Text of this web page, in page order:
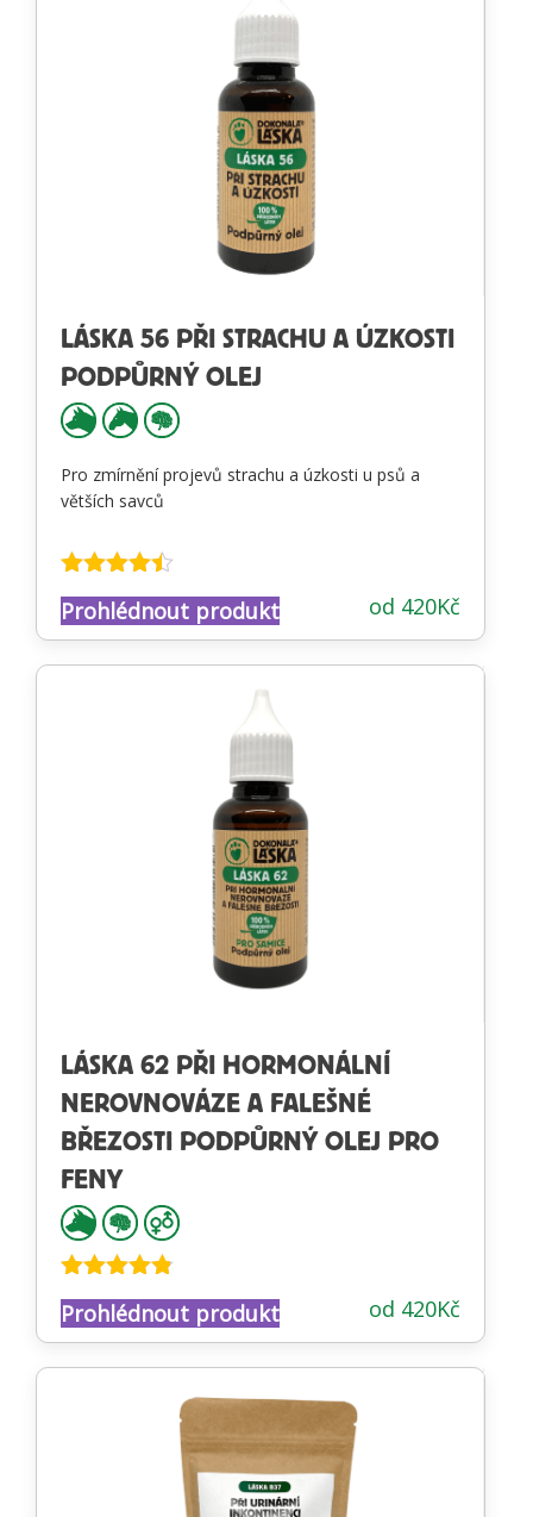
LÁSKA 56 PŘI STRACHU A ÚZKOSTI
PODPŮRNÝ OLEJ
Pro zmírnění projevů strachu a úzkosti u psů a
větších savců
Hodnocení
4.38z 5 od 420Kč
Prohlédnout produkt
LÁSKA 62 PŘI HORMONÁLNÍ
NEROVNOVÁZE A FALEŠNÉ
BŘEZOSTI PODPŮRNÝ OLEJ PRO
FENY
Hodnocení
4.73z 5 od 420Kč
Prohlédnout produkt